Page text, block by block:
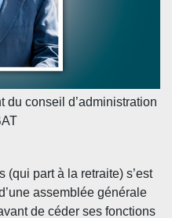
du conseil d’administration
(qui partà la retraite) s’est
assemblée générale
de céder ses fonctions